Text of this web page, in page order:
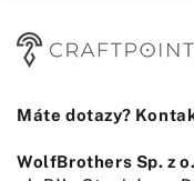
speciálně pro
Kůže na
na tloušťce
Máte dotazy?
WolfBrothers Sp. z